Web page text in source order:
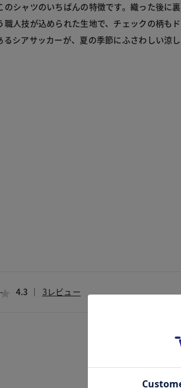
シャツのいちばんの特徴です。織った後に裏
人技が込められた生地で、チェックの柄もド
シアサッカーが、夏の季節にふさわしい涼し
4.3 3レビュー